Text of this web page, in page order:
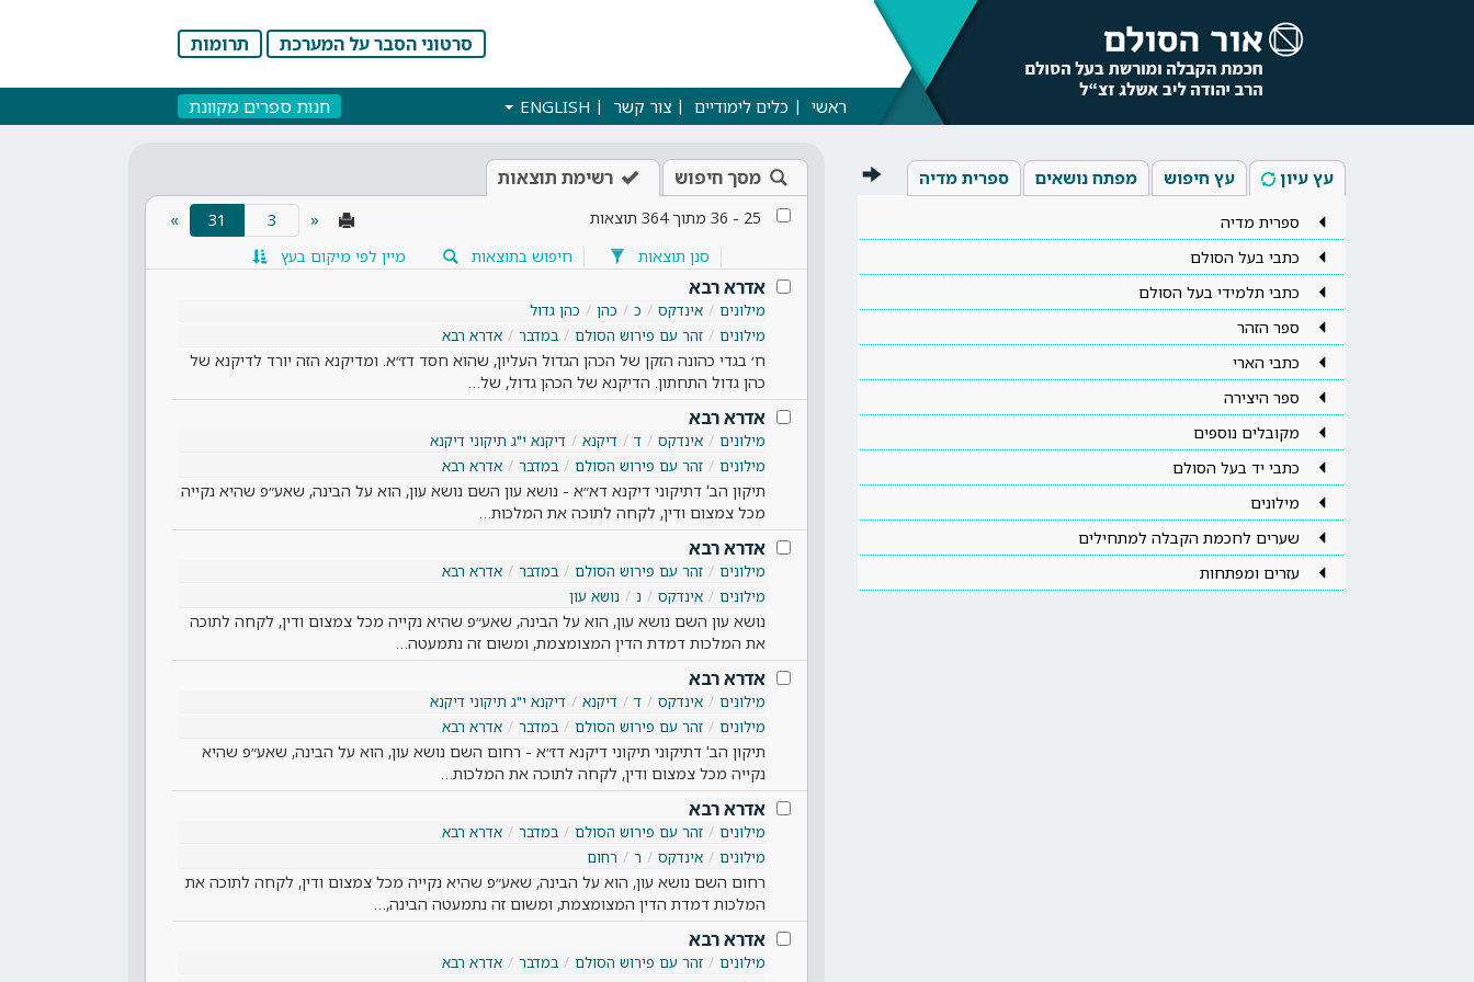
סרטוני הסבר על המערכת תרומות
ראשי כלים לימודיים צור קשר ENGLISH חנות ספרים מקוונת
עץ עיון עץ חיפוש מפתח נושאים ספרית מדיה
ספרית מדיה
כתבי בעל הסולם
כתבי תלמידי בעל הסולם
ספר הזהר
כתבי הארי
ספר היצירה
מקובלים נוספים
כתבי יד בעל הסולם
מילונים
שערים לחכמת הקבלה למתחילים
עזרים ומפתחות
מסך חיפוש רשימת תוצאות
25
-
36 מתוך364 תוצאות «
31
(current)
»
סנן תוצאות
חיפוש בתוצאות מיין לפי מיקום בעץ
אדרא רבא
מילונים אינדקס כ כהן
כהן גדול
מילונים
זהר עם פירוש הסולם במדבר אדרא רבא
ח׳ בגדי כהונה הזקן של הכהן הגדול העליון, שהוא חסד דז״א. ומדיקנא הזה יורד לדיקנא של
כהן גדול התחתון. הדיקנא של הכהן גדול, של…
אדרא רבא
מילונים אינדקס ד דיקנא
דיקנא י"ג תיקוני דיקנא
מילונים
זהר עם פירוש הסולם במדבר אדרא רבא
תיקון הב' דתיקוני דיקנא דא״א - נושא עון השם נושא עון, הוא על הבינה, שאע״פ שהיא נקייה
מכל צמצום ודין, לקחה לתוכה את המלכות…
אדרא רבא
מילונים זהר עם פירוש הסולם במדבר
אדרא רבא
מילונים
אינדקס נ נושא עון
נושא עון השם נושא עון, הוא על הבינה, שאע״פ שהיא נקייה מכל צמצום ודין, לקחה לתוכה
את המלכות דמדת הדין המצומצמת, ומשום זה נתמעטה…
אדרא רבא
מילונים אינדקס ד דיקנא
דיקנא י"ג תיקוני דיקנא
מילונים
זהר עם פירוש הסולם במדבר אדרא רבא
תיקון הב' דתיקוני תיקוני דיקנא דז״א - רחום השם נושא עון, הוא על הבינה, שאע״פ שהיא
נקייה מכל צמצום ודין, לקחה לתוכה את המלכות…
אדרא רבא
מילונים זהר עם פירוש הסולם במדבר
אדרא רבא
מילונים
אינדקס ר רחום
רחום השם נושא עון, הוא על הבינה, שאע״פ שהיא נקייה מכל צמצום ודין, לקחה לתוכה את
המלכות דמדת הדין המצומצמת, ומשום זה נתמעטה הבינה,…
אדרא רבא
מילונים זהר עם פירוש הסולם במדבר
אדרא רבא